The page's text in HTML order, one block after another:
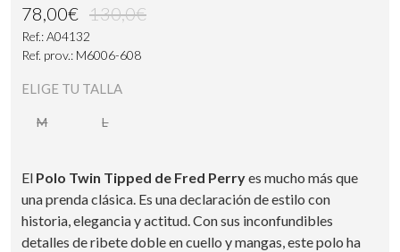
78,00€ 130,0€
Ref.: A04132
Ref. prov.: M6006-608
ELIGE TU TALLA
M L
El Polo Twin Tipped de Fred Perryes mucho más que
una prenda clásica. Es una declaración de estilo con
historia, elegancia y actitud. Con sus inconfundibles
detalles de ribete doble en cuello y mangas, este polo ha